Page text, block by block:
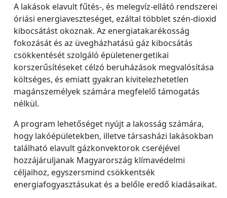
A lakások elavult fűtés-, és melegvíz-ellátó rendszerei
óriási energiaveszteséget, ezáltal többlet szén-dioxid
kibocsátást okoznak. Az energiatakarékosság
fokozását és az üvegházhatású gáz kibocsátás
csökkentését szolgáló épületenergetikai
korszerűsítéseket célzó beruházások megvalósítása
költséges, és emiatt gyakran kivitelezhetetlen
magánszemélyek számára megfelelő támogatás
nélkül.
A program lehetőséget nyújt a lakosság számára,
hogy lakóépületekben, illetve társasházi lakásokban
található elavult gázkonvektorok cseréjével
hozzájáruljanak Magyarország klímavédelmi
céljaihoz, egyszersmind csökkentsék
energiafogyasztásukat és a belőle eredő kiadásaikat.